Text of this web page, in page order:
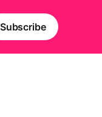
Subscribe